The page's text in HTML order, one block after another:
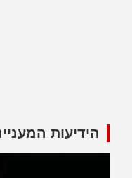
הידיעות